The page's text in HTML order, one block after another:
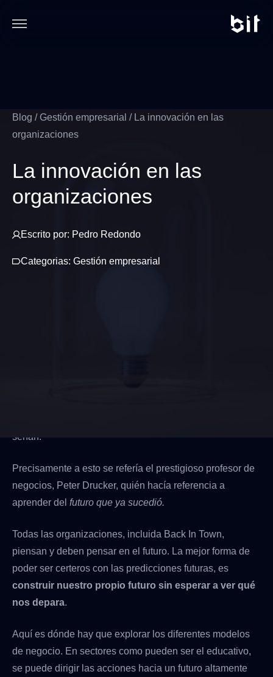
Blog / Gestión empresarial / La innovación en las
organizaciones
La innovación en las
organizaciones
Escrito por: Pedro Redondo
Categorias: Gestión empresarial
serían.
Precisamente a esto se refería el prestigioso profesor de
negocios, Peter Drucker, quién hacía referencia a
aprender del futuro que ya sucedió.
Todas las organizaciones, incluida Back In Town,
piensan y deben pensar en el futuro. La mejor forma de
poder ser certeros con las predicciones futuras, es
construir nuestro propio futuro sin esperar a ver qué
nos depara.
Aquí es dónde hay que explorar los diferentes modelos
de negocio. En sectores como pueden ser el educativo,
se puede dirigir las acciones hacia un futuro altamente